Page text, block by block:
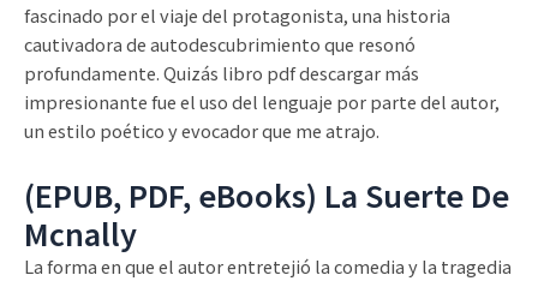
fascinado por el viaje del protagonista, una historia
cautivadora de autodescubrimiento que resonó
profundamente. Quizás libro pdf descargar más
impresionante fue el uso del lenguaje por parte del autor,
un estilo poético y evocador que me atrajo.
(EPUB, PDF, eBooks) La Suerte De
Mcnally
La forma en que el autor entretejió la comedia y la tragedia